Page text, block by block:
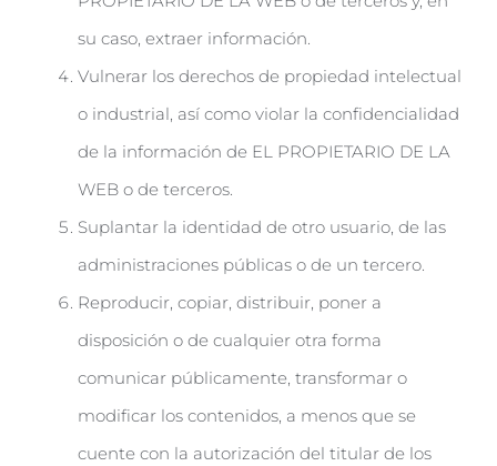
su caso, extraer información.
Vulnerar los derechos de propiedad intelectual
o industrial, así como violar la confidencialidad
de la información de EL PROPIETARIO DE LA
WEB o de terceros.
Suplantar la identidad de otro usuario, de las
administraciones públicas o de un tercero.
Reproducir, copiar, distribuir, poner a
disposición o de cualquier otra forma
comunicar públicamente, transformar o
modificar los contenidos, a menos que se
cuente con la autorización del titular de los